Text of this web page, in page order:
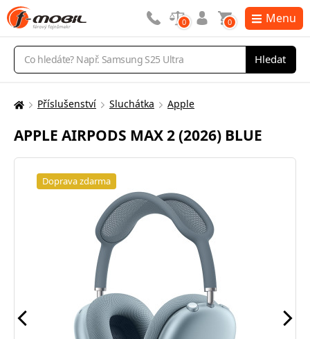
Vyhledávání
Hledat
0 0 Menu
Zde
nacházíte:
Příslušenství Sluchátka Apple
APPLE AIRPODS MAX 2 (2026) BLUE
Doprava zdarma